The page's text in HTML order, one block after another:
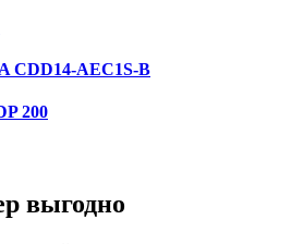
AEC1S-B
200
выгодно